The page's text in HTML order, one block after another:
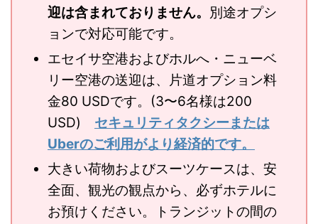
迎は含まれておりません。 別途オプシ
ョンで対応可能です。
エセイサ空港およびホルへ・ニューベ
リー空港の送迎は、片道オプション料
金80 USDです。(3〜6名様は200
USD) セキュリティタクシーまたは
Uberのご利用がより経済的です。
大きい荷物およびスーツケースは、安
全面、観光の観点から、必ずホテルに
お預けください。トランジットの間の